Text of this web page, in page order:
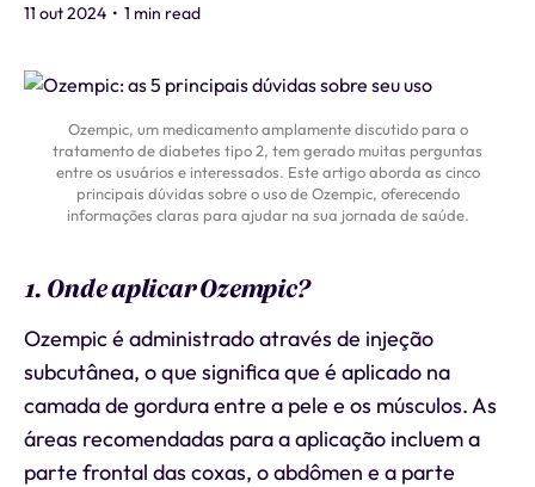
11 out 2024 • 1 min read
Ozempic, um medicamento amplamente discutido para o
tratamento de diabetes tipo 2, tem gerado muitas perguntas
entre os usuários e interessados. Este artigo aborda as cinco
principais dúvidas sobre o uso de Ozempic, oferecendo
informações claras para ajudar na sua jornada de saúde.
1. Onde aplicar Ozempic?
Ozempic é administrado através de injeção
subcutânea, o que significa que é aplicado na
camada de gordura entre a pele e os músculos. As
áreas recomendadas para a aplicação incluem a
parte frontal das coxas, o abdômen e a parte